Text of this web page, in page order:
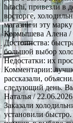
hitachi, привезли в
восторге,
магазин и эту
Кормышева Алена /
Достоинства:
большой выбор
Недостатки: их
Комментарии:
рассказали,
следующий день.
Наталья/ 22.06.2026
Заказали
установили